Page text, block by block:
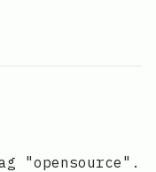
"opensource".